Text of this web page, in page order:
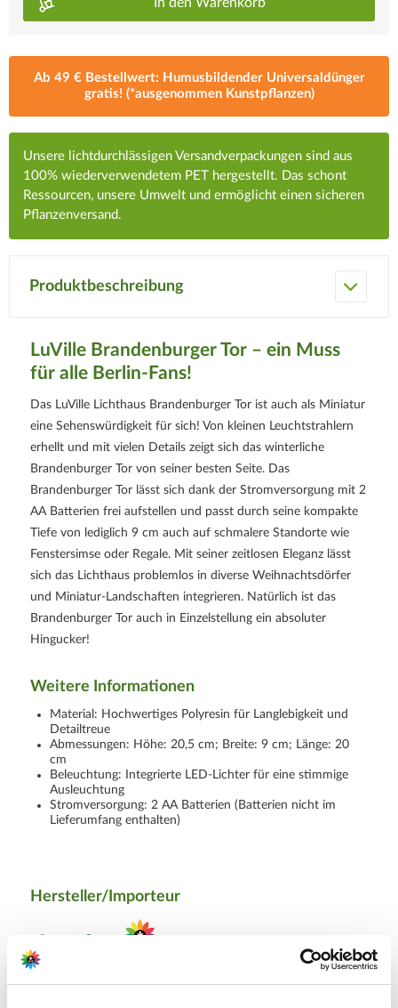
Ab 49 € Bestellwert: Humusbildender Universaldünger
gratis! (*ausgenommen Kunstpflanzen)
Unsere lichtdurchlässigen Versandverpackungen sind aus
100% wiederverwendetem PET hergestellt. Das schont
Ressourcen, unsere Umwelt und ermöglicht einen sicheren
Pflanzenversand.
Produktbeschreibung
LuVille Brandenburger Tor – ein Muss
für alle Berlin-Fans!
Das LuVille Lichthaus Brandenburger Tor ist auch als Miniatur
eine Sehenswürdigkeit für sich! Von kleinen Leuchtstrahlern
erhellt und mit vielen Details zeigt sich das winterliche
Brandenburger Tor von seiner besten Seite. Das
Brandenburger Tor lässt sich dank der Stromversorgung mit 2
AA Batterien frei aufstellen und passt durch seine kompakte
Tiefe von lediglich 9 cm auch auf schmalere Standorte wie
Fenstersimse oder Regale. Mit seiner zeitlosen Eleganz lässt
sich das Lichthaus problemlos in diverse Weihnachtsdörfer
und Miniatur-Landschaften integrieren. Natürlich ist das
Brandenburger Tor auch in Einzelstellung ein absoluter
Hingucker!
Weitere Informationen
Material: Hochwertiges Polyresin für Langlebigkeit und
Detailtreue
Abmessungen: Höhe: 20,5 cm; Breite: 9 cm; Länge: 20
cm
Beleuchtung: Integrierte LED-Lichter für eine stimmige
Ausleuchtung
Stromversorgung: 2 AA Batterien (Batterien nicht im
Lieferumfang enthalten)
Hersteller/Importeur
Ahrens+Sieberz GmbH &